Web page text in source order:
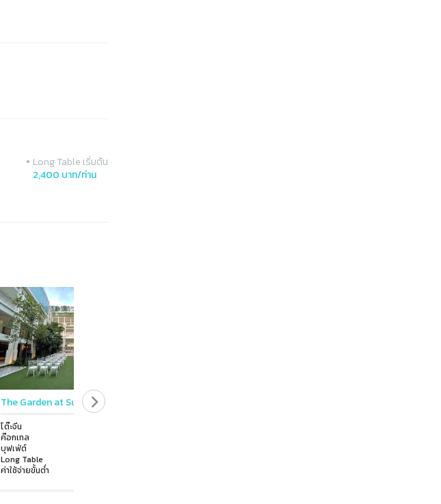
• Long Table เริ่มต้น
2,400 บาท/ท่าน
The Garden at Surawongse
โต๊ะจีน
ค๊อกเทล
บุฟเฟ่ต์
Long Table
ค่าใช้จ่ายขั้นต่ำ